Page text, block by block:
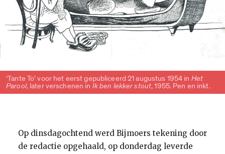
‘Tante To’ voor het eerst gepubliceerd 21 augustus 1954 in Het
Parool, later verschenen in Ik ben lekker stout, 1955. Pen en inkt.
Op dinsdagochtend werd Bijmoers tekening door
de redactie opgehaald, op donderdag leverde